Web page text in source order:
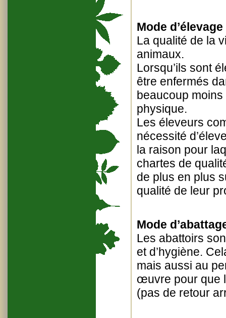
Mode d’élevage
La qualité de la
animaux.
Lorsqu’ils sont
être enfermés
beaucoup
physique.
Les éleveurs
nécessité
la raison pour
chartes de
de plus en plus
qualité de leur
Mode
Les abattoirs
et d’hygiène.
mais aussi au
œuvre pour que
(pas de retour